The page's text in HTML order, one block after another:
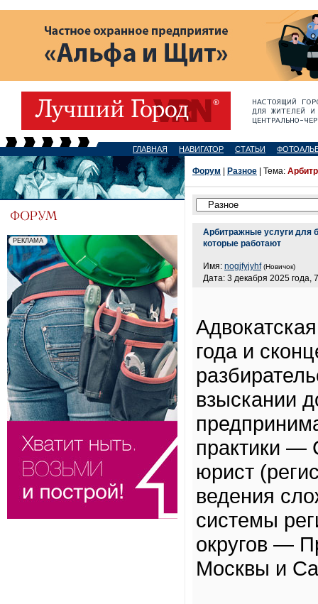
ГЛАВНАЯ НАВИГАТОР СТАТЬИ
Форум Разное | Тема:
Арбитражные услуги для
которые работают
Имя: nogjfyjyhf (Новичок)
Дата: 3 декабря 2025 года,
года и
взыскании
практики —
юрист
ведения
системы
округов —
Москвы и